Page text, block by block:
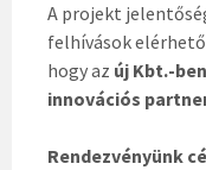
A projekt
felhívások
hogy az új Kbt.-
innovációs
Rendezvényünk